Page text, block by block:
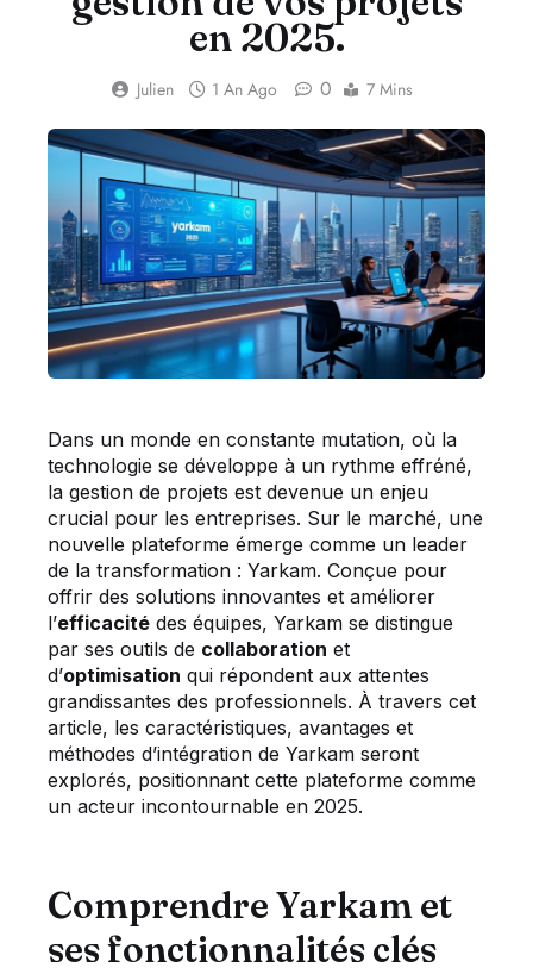
en 2025.
Julien 1 An Ago 0 7 Mins
Dans un monde en constante mutation, où la
technologie se développe à un rythme effréné,
la gestion de projets est devenue un enjeu
crucial pour les entreprises. Sur le marché, une
nouvelle plateforme émerge comme un leader
de la transformation : Yarkam. Conçue pour
offrir des solutions innovantes et améliorer
l’efficacité des équipes, Yarkam se distingue
par ses outils de collaboration et
d’optimisation qui répondent aux attentes
grandissantes des professionnels. À travers cet
article, les caractéristiques, avantages et
méthodes d’intégration de Yarkam seront
explorés, positionnant cette plateforme comme
un acteur incontournable en 2025.
Comprendre Yarkam et
ses fonctionnalités clés